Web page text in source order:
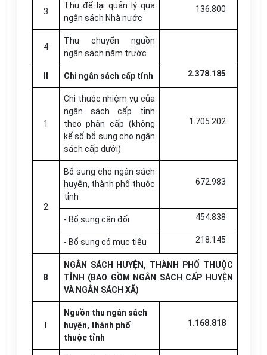
3
Thu để lại quản lý qua
ngân sách Nhà nước
136.800
4
Thu chuyển nguồn
ngân sách năm trước
Chi ngân sách cấp tỉnh 2.378.185
1
Chi thuộc nhiệm vụ của
ngân sách cấp tỉnh
theo phân cấp (không
kể số bổ sung cho ngân
sách cấp dưới)
1.705.202
2
Bổ sung cho ngân sách
huyện, thành phố thuộc
tỉnh
672.983
- Bổ sung cân đối 454.838
- Bổ sung có mục tiêu 218.145
B
NGÂN SÁCH HUYỆN, THÀNH PHỐ THUỘC
TỈNH (BAO GỒM NGÂN SÁCH CẤP HUYỆN
VÀ NGÂN SÁCH XÃ)
Nguồn thu ngân sách
huyện, thành phố
thuộc tỉnh
1.168.818